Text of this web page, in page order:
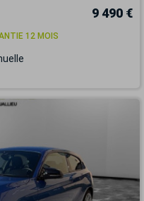
9 490 €
12 MOIS